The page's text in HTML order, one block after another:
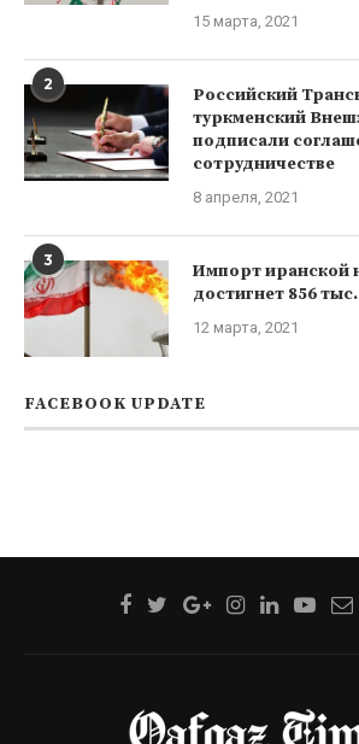
15 марта, 2021
2
Российский
туркменский
подписали
сотрудничестве
8 апреля, 2021
3
Импорт иранской
достигнет 856
12 марта, 2021
FACEBOOK UPDATE